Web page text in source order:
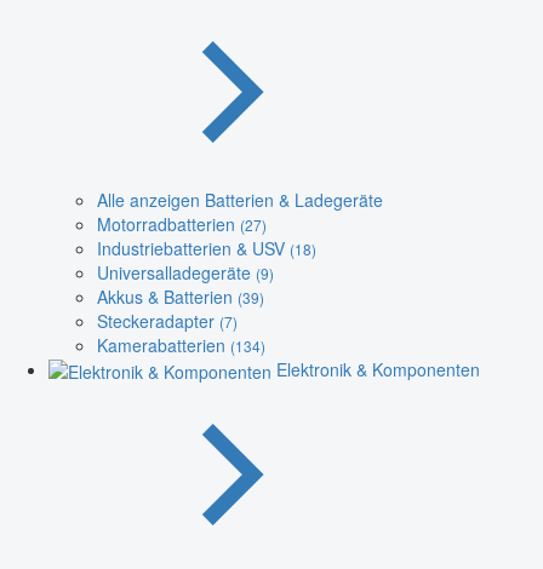
Alle anzeigen Batterien & Ladegeräte
Motorradbatterien (27)
Industriebatterien & USV (18)
Universalladegeräte (9)
Akkus & Batterien (39)
Steckeradapter (7)
Kamerabatterien (134)
Elektronik & Komponenten